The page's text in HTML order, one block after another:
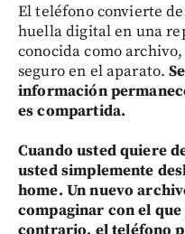
El teléfono convierte
huella digital en una
conocida como
seguro en el aparato.
información
es compartida.
Cuando usted quiere
usted simplemente
home. Un nuevo
compaginar con el
contrario, el teléfono